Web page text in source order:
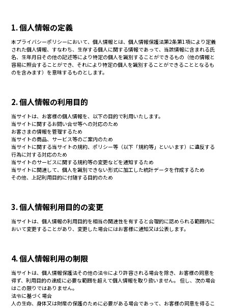
1. 個人情報の定義
本プライバシーポリシーにおいて、個人情報とは、個人情報保護法第2条第1項により定義
された個人情報、すなわち、生存する個人に関する情報であって、当該情報に含まれる氏
名、生年月日その他の記述等により特定の個人を識別することができるもの（他の情報と
容易に照合することができ、それにより特定の個人を識別することができることとなるも
のを含みます）を意味するものとします。
2. 個人情報の利用目的
当サイトは、お客様の個人情報を、以下の目的で利用いたします。
当サイトに関するお問い合せ等への対応のため
お客さまの情報を管理するため
当サイトの商品、サービス等のご案内のため
当サイトに関する当サイトの規約、ポリシー等（以下「規約等」といいます）に違反する
行為に対する対応のため
当サイトのサービスに関する規約等の変更などを通知するため
当サイトに関連して、個人を識別できない形式に加工した統計データを作成するため
その他、上記利用目的に付随する目的のため
3. 個人情報利用目的の変更
当サイトは、個人情報の利用目的を相当の関連性を有すると合理的に認められる範囲内に
おいて変更することがあり、変更した場合にはお客様に通知又は公表します。
4. 個人情報利用の制限
当サイトは、個人情報保護法その他の法令により許容される場合を除き、お客様の同意を
得ず、利用目的の達成に必要な範囲を超えて個人情報を取り扱いません。 但し、次の場合
はこの限りではありません。
法令に基づく場合
人の生命、身体又は財産の保護のために必要がある場合であって、お客様の同意を得るこ